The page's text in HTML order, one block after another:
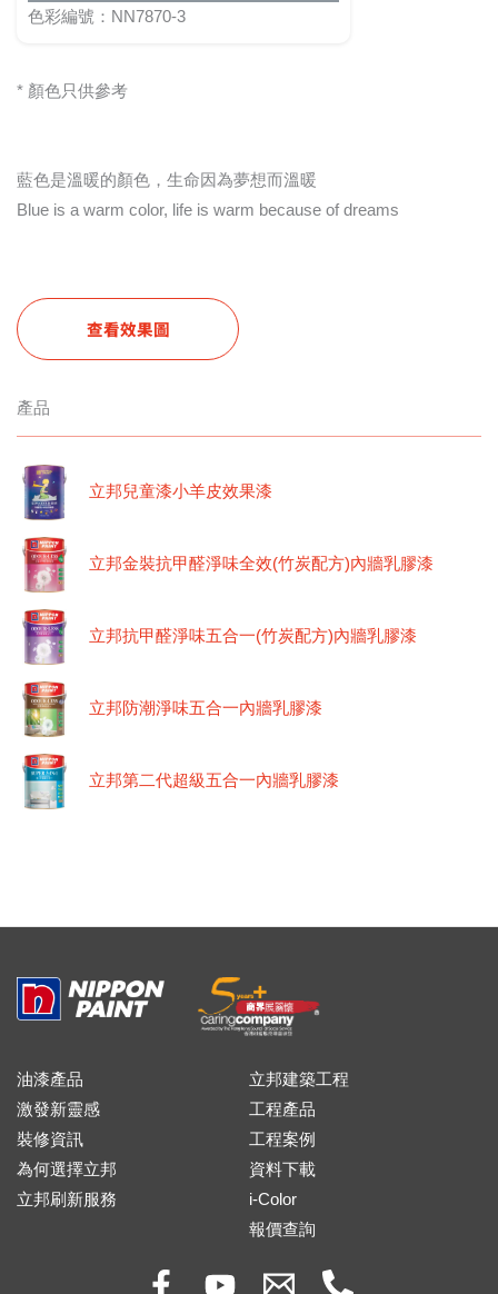
色彩編號：NN7870-3
* 顏色只供參考
藍色是溫暖的顏色，生命因為夢想而溫暖
Blue is a warm color, life is warm because of dreams
查看效果圖
產品
立邦兒童漆小羊皮效果漆
立邦金裝抗甲醛淨味全效(竹炭配方)內牆乳膠漆
立邦抗甲醛淨味五合一(竹炭配方)內牆乳膠漆
立邦防潮淨味五合一內牆乳膠漆
立邦第二代超級五合一內牆乳膠漆
油漆產品
激發新靈感
裝修資訊
為何選擇立邦
立邦刷新服務
立邦建築工程
工程產品
工程案例
資料下載
i-Color
報價查詢